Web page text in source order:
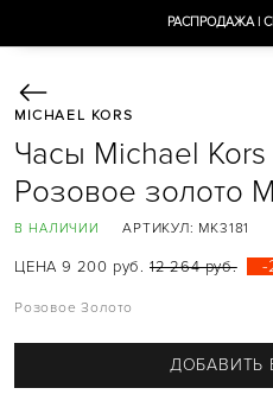
РАСПРОДАЖА |
MICHAEL KORS
Часы Michael
Розовое золото
В НАЛИЧИИ АРТИКУЛ: MK3181
ЦЕНА 9 200 руб. 12 264 руб. -
Розовое Золото
ДОБАВИТЬ
AVA
AVRIL
BEDFORD
CAMILLE
CECE
CУМКИ-ШОППЕРЫ
GREENWICH